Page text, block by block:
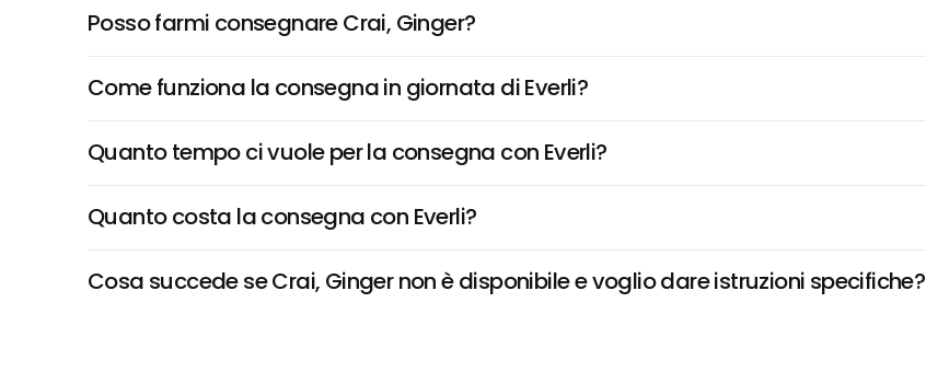
Posso farmi consegnare Crai, Ginger?
Come funziona la consegna in giornata di Everli?
Quanto tempo ci vuole per la consegna con Everli?
Quanto costa la consegna con Everli?
Cosa succede se Crai, Ginger non è disponibile e voglio dare istruzioni specifiche?